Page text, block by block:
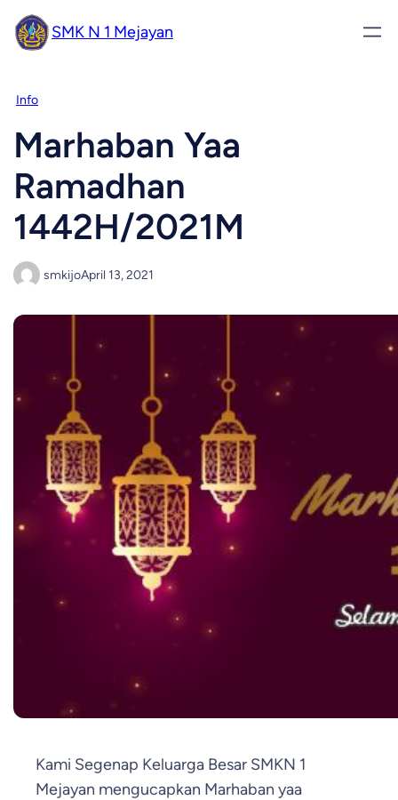
SMK N 1 Mejayan
Info
Marhaban Yaa
Ramadhan
1442H/2021M
smkijoApril 13, 2021
Kami Segenap Keluarga Besar SMKN 1
Mejayan mengucapkan Marhaban yaa